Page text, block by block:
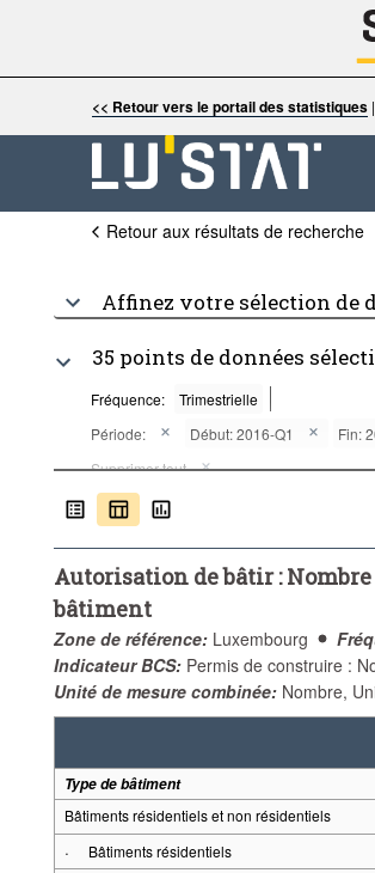
<< Retour vers le portail des statistiques|
Retour aux résultats de recherche
Affinez votre sélection de
35 points de données
Fréquence:
Trimestrielle
Période:
Début: 2016-Q1 Fin:
Supprimer tout
Autorisation de bâtir :
bâtiment
Zone de référence: Luxembourg
Indicateur BCS: Permis de construire :
Unité de mesure combinée: Nombre,
Type de bâtiment
Bâtiments résidentiels et non résidentiels
·
Bâtiments résidentiels